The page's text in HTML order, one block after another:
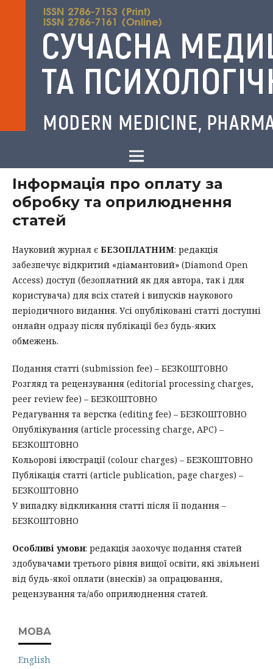
Інформація про оплату за
обробку та оприлюднення
статей
Науковий журнал є БЕЗОПЛАТНИМ: редакція
забезпечує відкритий «діамантовий» (Diamond Open
Access) доступ (безоплатний як для автора, так і для
користувача) для всіх статей і випусків наукового
періодичного видання. Усі опубліковані статті доступні
онлайн одразу після публікації без будь-яких
обмежень.
Подання статті (submission fee) – БЕЗКОШТОВНО
Розгляд та рецензування (editorial processing charges,
peer review fee) – БЕЗКОШТОВНО
Редагування та верстка (editing fee) – БЕЗКОШТОВНО
Опублікування (article processing charge, APC) –
БЕЗКОШТОВНО
Кольорові ілюстрації (colour charges) – БЕЗКОШТОВНО
Публікація статті (article publication, page charges) –
БЕЗКОШТОВНО
У випадку відкликання статті після її подання –
БЕЗКОШТОВНО
Особливі умови: редакція заохочує подання статей
здобувачами третього рівня вищої освіти, які звільнені
від будь-якої оплати (внесків) за опрацювання,
рецензування та/або оприлюднення статей.
МОВА
English